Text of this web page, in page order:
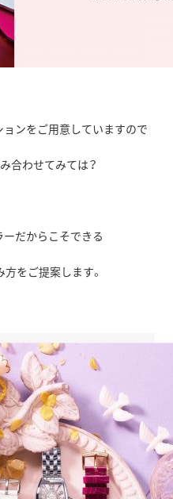
ンをご用意していますので
合わせてみては？
だからこそできる
をご提案します。